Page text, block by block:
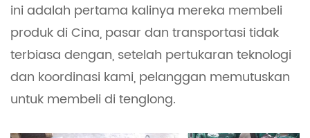
ini adalah pertama kalinya mereka membeli
produk di Cina, pasar dan transportasi tidak
terbiasa dengan, setelah pertukaran teknologi
dan koordinasi kami, pelanggan memutuskan
untuk membeli di tenglong.